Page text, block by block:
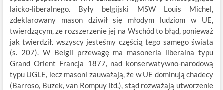
laicko-liberalnego. Były belgijski MSW Louis Michel,
zdeklarowany mason dziwił się młodym ludziom w UE,
twierdzącym, ze rozszerzenie jej na Wschód to błąd, ponieważ
jak twierdził, wszyscy jesteśmy częścią tego samego świata
(s. 207). W Belgii przewagę ma masoneria liberalna typu
Grand Orient Francja 1877, nad konserwatywno-narodową
typu UGLE, lecz masoni zauważają, że w UE dominują chadecy
(Barroso, Buzek, van Rompuy itd.), stąd rozważają utworzenie